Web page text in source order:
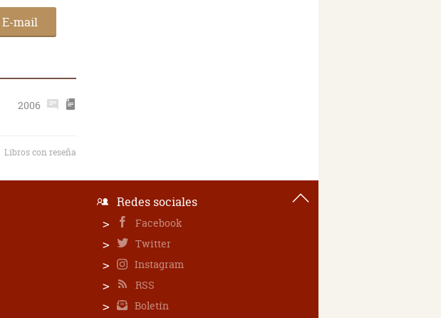
E-mail
2006
Libros con reseña
Redes sociales
Facebook
Twitter
Instagram
RSS
Boletín